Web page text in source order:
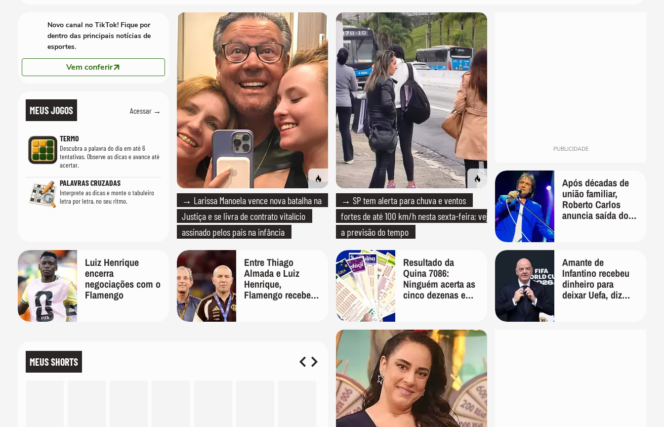
MEUS JOGOS Acessar →
TERMO
Descubra a palavra do dia em até 6
tentativas. Observe as dicas e avance até
acertar.
PALAVRAS CRUZADAS
Interprete as dicas e monte o tabuleiro
letra por letra, no seu ritmo.
→ Larissa Manoela vence nova batalha na
Justiça e se livra de contrato vitalício
assinado pelos pais na infância
→ SP tem alerta para chuva e ventos
fortes de até 100 km/h nesta sexta-feira; veja
a previsão do tempo
PUBLICIDADE
Após décadas de
união familiar,
Roberto Carlos
anuncia saída do
Luiz Henrique
encerra
negociações com o
Flamengo
Entre Thiago
Almada e Luiz
Henrique,
Flamengo recebeu
Resultado da
Quina 7086:
Ninguém acerta as
cinco dezenas e
Amante de
Infantino recebeu
dinheiro para
deixar Uefa, diz
MEUS SHORTS
Novo canal no TikTok! Fique por
dentro das principais notícias de
esportes.
Vem conferir